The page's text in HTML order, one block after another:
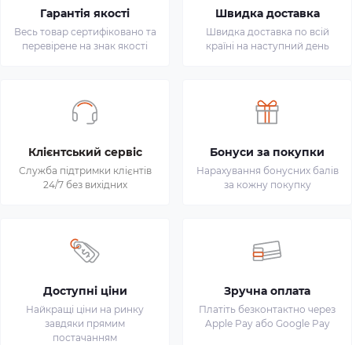
Гарантія якості
Весь товар сертифіковано та
перевірене на знак якості
Швидка доставка
Швидка доставка по всій
країні на наступний день
Клієнтський сервіс
Служба підтримки клієнтів
24/7 без вихідних
Бонуси за покупки
Нарахування бонусних балів
за кожну покупку
Доступні ціни
Найкращі ціни на ринку
завдяки прямим
постачанням
Зручна оплата
Платіть безконтактно через
Apple Pay або Google Pay